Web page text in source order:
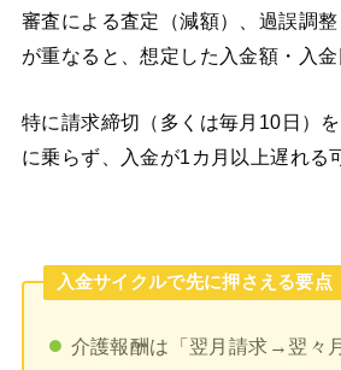
審査による査定（減額）、過誤調整
が重なると、想定した入金額・入金
特に請求締切（多くは毎月10日）
に乗らず、入金が1カ月以上遅れる
入金サイクルで先に押さえる要点
介護報酬は「翌月請求→翌々